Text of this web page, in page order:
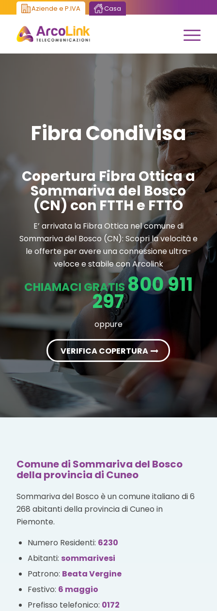
Aziende e P.IVA Casa
Fibra Condivisa
Copertura Fibra Ottica a
Sommariva del Bosco
(CN) con FTTH e FTTO
E’ arrivata la Fibra Ottica nel comune di
Sommariva del Bosco (CN): Scopri la velocità e
le offerte per avere una connessione ultra-
veloce e stabile con Arcolink
CHIAMACI GRATIS800 911
297
oppure
VERIFICA COPERTURA
Comune di Sommariva del Bosco
della provincia di Cuneo
Sommariva del Bosco è un comune italiano di 6
268 abitanti della provincia di Cuneo in
Piemonte.
Numero Residenti: 6230
Abitanti: sommarivesi
Patrono: Beata Vergine
Festivo: 6 maggio
Prefisso telefonico: 0172